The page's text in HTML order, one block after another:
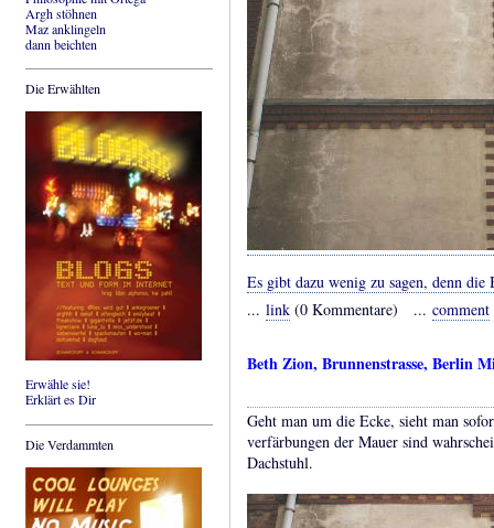
Argh stöhnen
Maz anklingeln
dann beichten
Die Erwählten
Erwähle sie!
Erklärt es Dir
Die Verdammten
Es gibt dazu wenig zu sagen, denn
... link (0 Kommentare) ... comment
Beth Zion, Brunnenstrasse, Berlin
Geht man um die Ecke, sieht man
verfärbungen der Mauer sind
Dachstuhl.